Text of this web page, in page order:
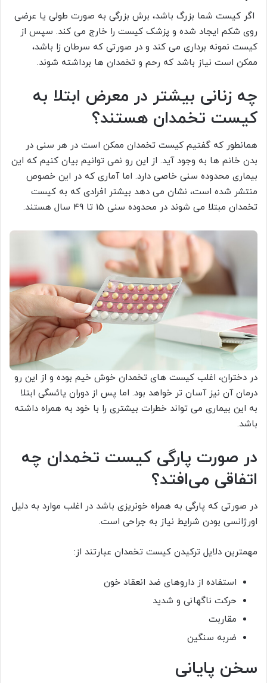
اگر کیست شما بزرگ باشد، برش بزرگی به صورت طولی یا عرضی
روی شکم ایجاد شده و پزشک کیست را خارج می کند. سپس از
کیست نمونه برداری می کند و در صورتی که سرطان زا باشد،
ممکن است نیاز باشد که رحم و تخمدان ها برداشته شوند.
چه زنانی بیشتر در معرض ابتلا به
کیست تخمدان هستند؟
همانطور که گفتیم کیست تخمدان ممکن است در هر سنی در
بدن خانم ها به وجود آید. از این رو نمی توانیم بیان کنیم که این
بیماری محدوده سنی خاصی دارد. اما آماری که در این خصوص
منتشر شده است، نشان می دهد بیشتر افرادی که به کیست
تخمدان مبتلا می شوند در محدوده سنی 15 تا 49 سال هستند.
در دختران، اغلب کیست های تخمدان خوش خیم بوده و از این رو
درمان آن نیز آسان تر خواهد بود. اما پس از دوران یائسگی ابتلا
به این بیماری می تواند خطرات بیشتری را با خود به همراه داشته
باشد.
در صورت پارگی کیست تخمدان چه
اتفاقی می‌افتد؟
در صورتی که پارگی به همراه خونریزی باشد در اغلب موارد به دلیل
اورژانسی بودن شرایط نیاز به جراحی است.
مهمترین دلایل ترکیدن کیست تخمدان عبارتند از:
استفاده از داروهای ضد انعقاد خون
حرکت ناگهانی و شدید
مقاربت
ضربه سنگین
سخن پایانی